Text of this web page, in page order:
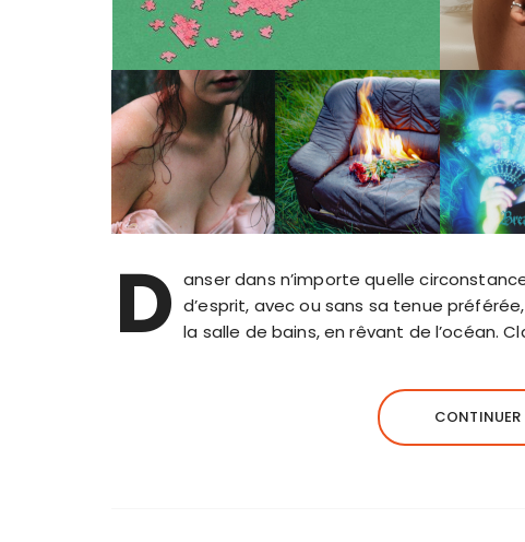
D anser dans n’importe quelle
d’esprit, avec ou sans sa tenue
la salle de bains, en rêvant de l’océan.
CONTINUER